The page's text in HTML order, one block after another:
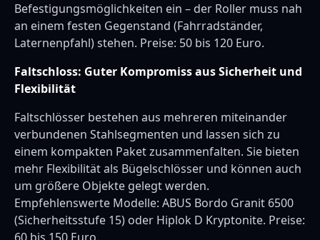
Befestigungsmöglichkeiten ein – der Roller muss nah
an einem festen Gegenstand (Fahrradständer,
Laternenpfahl) stehen. Preise: 50 bis 120 Euro.
Faltschloss: Guter Kompromiss aus Sicherheit und
Flexibilität
Faltschlösser bestehen aus mehreren miteinander
verbundenen Stahlsegmenten und lassen sich zu
einem kompakten Paket zusammenfalten. Sie bieten
mehr Flexibilität als Bügelschlösser und können auch
um größere Objekte gelegt werden.
Empfehlenswerte Modelle: ABUS Bordo Granit 6500
(Sicherheitsstufe 15) oder Hiplok D Kryptonite. Preise: